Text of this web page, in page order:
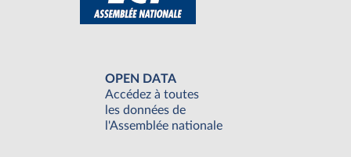
OPEN DATA
Accédez à toutes
les données de
l'Assemblée nationale